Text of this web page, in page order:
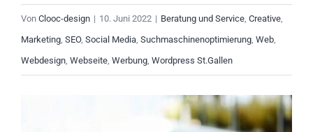
Von Clooc-design | 10. Juni 2022 | Beratung und Service Creative
Marketing SEO, Social Media Suchmaschinenoptimierung Web
Webdesign Webseite Werbung Wordpress St.Gallen